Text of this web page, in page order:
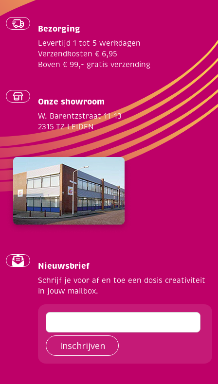
Bezorging
Levertijd 1 tot 5 werkdagen
Verzendkosten € 6,95
Boven € 99,- gratis verzending
Onze showroom
W. Barentzstraat 11-13
2315 TZ LEIDEN
Nieuwsbrief
Schrijf je voor af en toe een dosis creativiteit
in jouw mailbox.
Inschrijven